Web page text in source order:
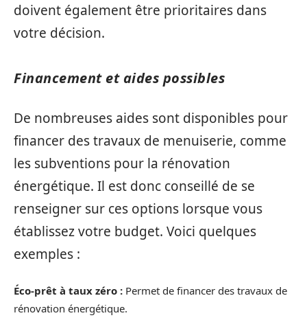
doivent également être prioritaires dans
votre décision.
Financement et aides possibles
De nombreuses aides sont disponibles pour
financer des travaux de menuiserie, comme
les subventions pour la rénovation
énergétique. Il est donc conseillé de se
renseigner sur ces options lorsque vous
établissez votre budget. Voici quelques
exemples :
Éco-prêt à taux zéro : Permet de financer des travaux de
rénovation énergétique.